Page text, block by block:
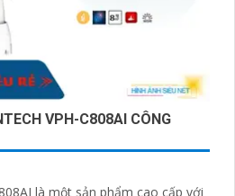
VPH-C808AI CÔNG
là một sản phẩm cao cấp với